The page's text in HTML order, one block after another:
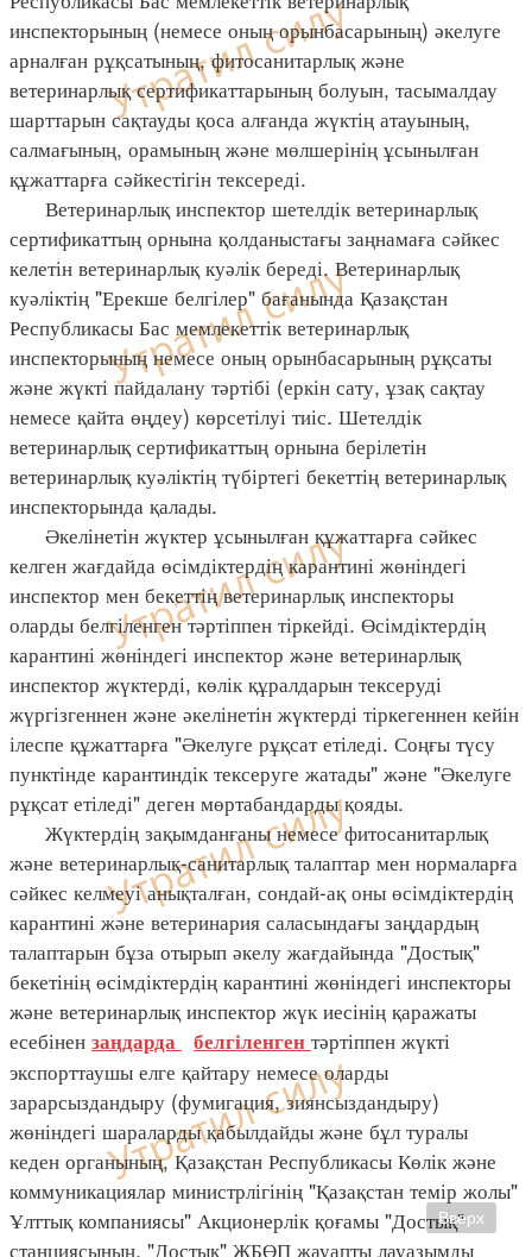
инспекторының (немесе оның орынбасарының) әкелуге
арналған рұқсатының, фитосанитарлық және
ветеринарлық сертификаттарының болуын, тасымалдау
шарттарын сақтауды қоса алғанда жүктің атауының,
салмағының, орамының және мөлшерінің ұсынылған
құжаттарға сәйкестігін тексереді.
Ветеринарлық инспектор шетелдік ветеринарлық
сертификаттың орнына қолданыстағы заңнамаға сәйкес
келетін ветеринарлық куәлік береді. Ветеринарлық
куәліктің "Ерекше белгілер" бағанында Қазақстан
Республикасы Бас мемлекеттік ветеринарлық
инспекторының немесе оның орынбасарының рұқсаты
және жүкті пайдалану тәртібі (еркін сату, ұзақ сақтау
немесе қайта өңдеу) көрсетілуі тиіс. Шетелдік
ветеринарлық сертификаттың орнына берілетін
ветеринарлық куәліктің түбіртегі бекеттің ветеринарлық
инспекторында қалады.
Әкелінетін жүктер ұсынылған құжаттарға сәйкес
келген жағдайда өсімдіктердің карантині жөніндегі
инспектор мен бекеттің ветеринарлық инспекторы
оларды белгіленген тәртіппен тіркейді. Өсімдіктердің
карантині жөніндегі инспектор және ветеринарлық
инспектор жүктерді, көлік құралдарын тексеруді
жүргізгеннен және әкелінетін жүктерді тіркегеннен кейін
ілеспе құжаттарға "Әкелуге рұқсат етіледі. Соңғы түсу
пунктінде карантиндік тексеруге жатады" және "Әкелуге
рұқсат етіледі" деген мөртабандарды қояды.
Жүктердің зақымданғаны немесе фитосанитарлық
және ветеринарлық-санитарлық талаптар мен нормаларға
сәйкес келмеуі анықталған, сондай-ақ оны өсімдіктердің
карантині және ветеринария саласындағы заңдардың
талаптарын бұза отырып әкелу жағдайында "Достық"
бекетінің өсімдіктердің карантині жөніндегі инспекторы
және ветеринарлық инспектор жүк иесінің қаражаты
есебінен заңдарда белгіленген тәртіппен жүкті
экспорттаушы елге қайтару немесе оларды
зарарсыздандыру (фумигация, зиянсыздандыру)
жөніндегі шараларды қабылдайды және бұл туралы
кеден органының, Қазақстан Республикасы Көлік және
коммуникациялар министрлігінің "Қазақстан темір жолы"
Ұлттық компаниясы" Акционерлік қоғамы "Достық"
станциясының, "Достық" ЖБӨП жауапты лауазымды
Вверх